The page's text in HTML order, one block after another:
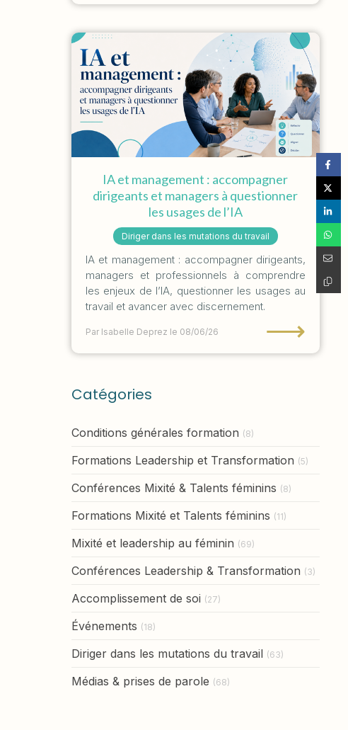
IA et management : accompagner
dirigeants et managers à questionner
les usages de l’IA
Diriger dans les mutations du travail
IA et management : accompagner dirigeants,
managers et professionnels à comprendre
les enjeux de l’IA, questionner les usages au
travail et avancer avec discernement.
Par Isabelle Deprez le 08/06/26 ⟶
Catégories
Conditions générales formation (8)
Formations Leadership et Transformation (5)
Conférences Mixité & Talents féminins (8)
Formations Mixité et Talents féminins (11)
Mixité et leadership au féminin (69)
Conférences Leadership & Transformation (3)
Accomplissement de soi (27)
Événements (18)
Diriger dans les mutations du travail (63)
Médias & prises de parole (68)